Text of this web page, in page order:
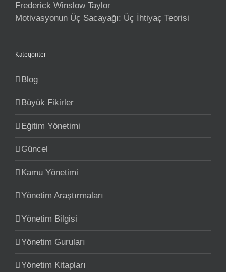
Frederick Winslow Taylor
Motivasyonun Üç Sacayağı: Üç İhtiyaç Teorisi
Kategoriler
Blog
Büyük Fikirler
Eğitim Yönetimi
Güncel
Kamu Yönetimi
Yönetim Araştırmaları
Yönetim Bilgisi
Yönetim Guruları
Yönetim Kitapları